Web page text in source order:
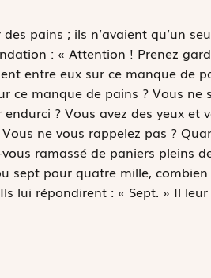
pains ; ils n’avaient qu’un
: « Attention ! Prenez
entre eux sur ce manque de
ce manque de pains ? Vous ne
? Vous avez des yeux et
ne vous rappelez pas ?
ramassé de paniers pleins
sept pour quatre mille, combien
lui répondirent : « Sept. » Il